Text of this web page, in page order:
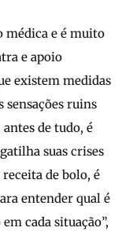
médica e é muito
e apoio
existem medidas
sensações ruins
de tudo, é
suas crises
de bolo, é
entender qual é
cada situação”,